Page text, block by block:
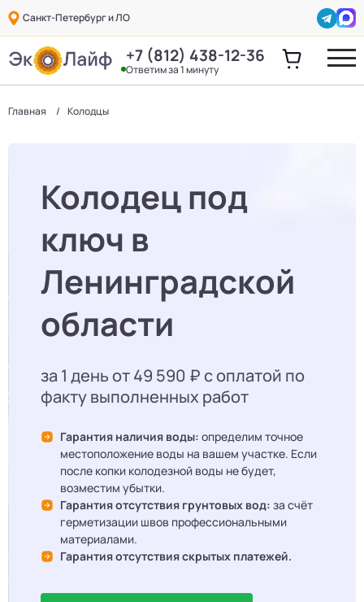
Санкт-Петербург и ЛО
+7 (812) 438-12-36
Ответим за 1 минуту
Главная Колодцы
Колодец под
ключ в
Ленинградской
области
за 1 день от 49 590 ₽ с оплатой по
факту выполненных работ
Гарантия наличия воды: определим точное
местоположение воды на вашем участке. Если
после копки колодезной воды не будет,
возместим убытки.
Гарантия отсутствия грунтовых вод: за счёт
герметизации швов профессиональными
материалами.
Гарантия отсутствия скрытых платежей.